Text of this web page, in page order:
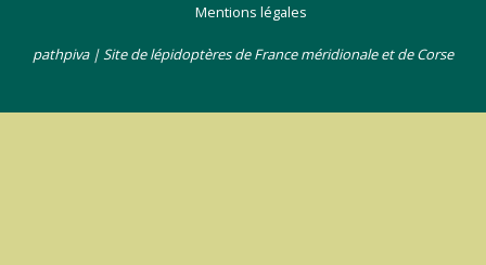
Mentions légales
pathpiva | Site de lépidoptères de France méridionale et de Corse